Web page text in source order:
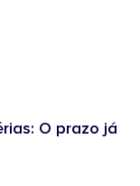
O prazo já